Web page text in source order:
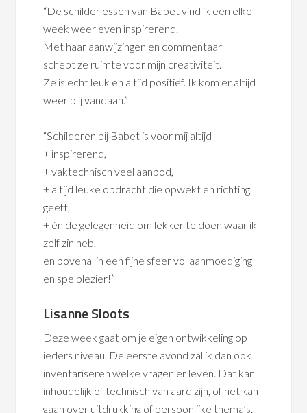
“De schilderlessen van Babet vind ik een elke
week weer even inspirerend.
Met haar aanwijzingen en commentaar
schept ze ruimte voor mijn creativiteit.
Ze is echt leuk en altijd positief. Ik kom er altijd
weer blij vandaan.”
“Schilderen bij Babet is voor mij altijd
+ inspirerend,
+ vaktechnisch veel aanbod,
+ altijd leuke opdracht die opwekt en richting
geeft,
+ én de gelegenheid om lekker te doen waar ik
zelf zin heb,
en bovenal in een fijne sfeer vol aanmoediging
en spelplezier!”
Lisanne Sloots
Deze week gaat om je eigen ontwikkeling op
ieders niveau. De eerste avond zal ik dan ook
inventariseren welke vragen er leven. Dat kan
inhoudelijk of technisch van aard zijn, of het kan
gaan over uitdrukking of persoonlijke thema’s.